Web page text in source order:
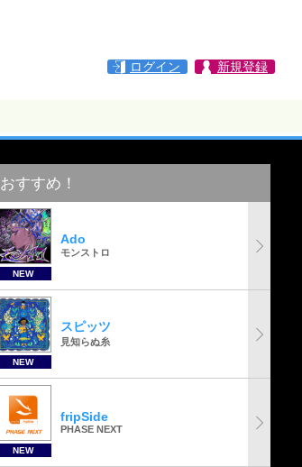
ログイン 新規登録
おすすめ！
NEW
Ado
モンストロ
NEW
スピッツ
見知らぬ糸
NEW
fripSide
PHASE NEXT